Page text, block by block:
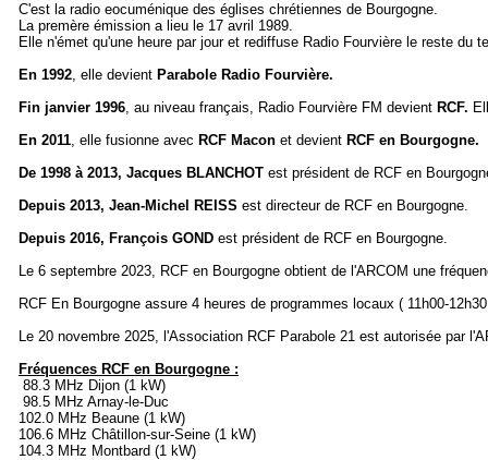
C'est la radio eocuménique des églises chrétiennes de Bourgogne.
La premère émission a lieu le 17 avril 1989.
Elle n'émet qu'une heure par jour et rediffuse Radio Fourvière le reste du
En 1992, elle devient Parabole Radio Fourvière.
Fin janvier 1996, au niveau français, Radio Fourvière FM devient RCF.
En 2011, elle fusionne avec RCF Macon et devient RCF en Bourgogne.
De 1998 à 2013, Jacques BLANCHOT est président de RCF en
Depuis 2013, Jean-Michel REISS est directeur de RCF en Bourgogne.
Depuis 2016, François GOND est président de RCF en Bourgogne.
Le 6 septembre 2023, RCF en Bourgogne obtient de l'ARCOM une
RCF En Bourgogne assure 4 heures de programmes locaux ( 11h00-
Le 20 novembre 2025, l'Association RCF Parabole 21 est autorisée par
Fréquences RCF en Bourgogne :
88.3 MHz Dijon (1 kW)
98.5 MHz Arnay-le-Duc
102.0 MHz Beaune (1 kW)
106.6 MHz Châtillon-sur-Seine (1 kW)
104.3 MHz Montbard (1 kW)